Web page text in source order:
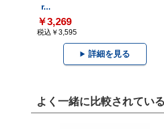
r...
￥3,269
税込￥3,595
詳細を見る
よく一緒に比較されてい